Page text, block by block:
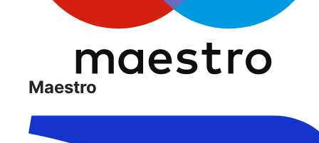
Maestro